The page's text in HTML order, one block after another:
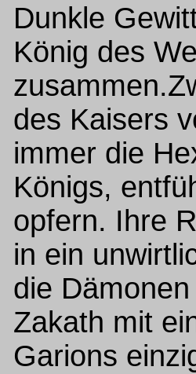
Dunkle
König des
des Kaisers
immer die
Königs,
opfern. Ihre
in ein
die
Zakath mit
Garions